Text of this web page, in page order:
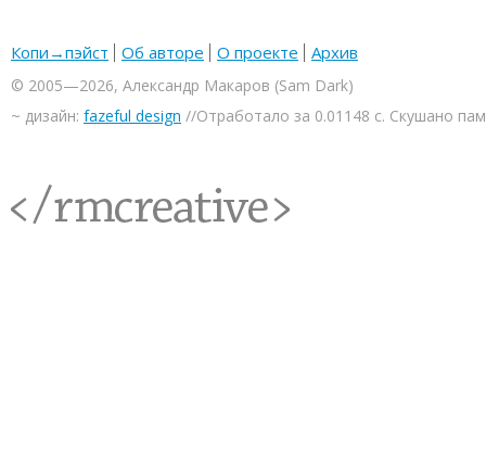
Копи→пэйст Об авторе О проекте Архив
© 2005—2026, Александр Макаров (Sam Dark)
~ дизайн: fazeful design //Отработало за 0.01148 с. Скушано
<rmcreative/>